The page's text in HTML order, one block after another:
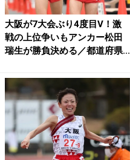
大阪が7大会ぶり4度目V！激
戦の上位争いもアンカー松田
瑞生が勝負決める／都道府県...